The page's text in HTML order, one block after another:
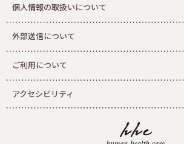
個人情報の取扱いについて
外部送信について
ご利用について
アクセシビリティ